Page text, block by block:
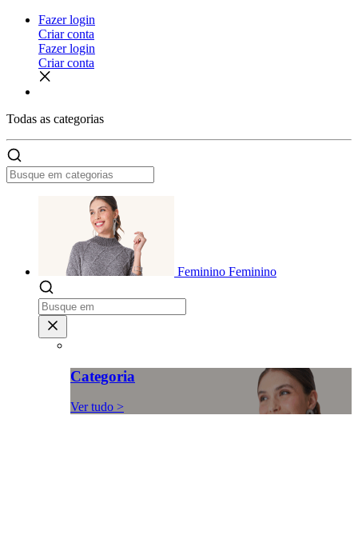
Fazer login
Criar conta
Fazer login
Criar conta
Todas as categorias
Feminino Feminino
Categoria
Ver tudo >